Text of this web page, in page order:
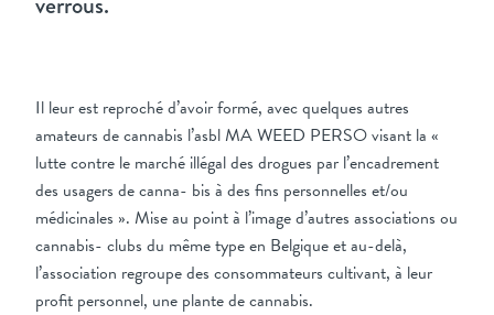
Il leur est reproché d’avoir formé, avec quelques autres
amateurs de cannabis l’asbl MA WEED PERSO visant la «
lutte contre le marché illégal des drogues par l’encadrement
des usagers de canna- bis à des fins personnelles et/ou
médicinales ». Mise au point à l’image d’autres associations ou
cannabis- clubs du même type en Belgique et au-delà,
l’association regroupe des consommateurs cultivant, à leur
profit personnel, une plante de cannabis.